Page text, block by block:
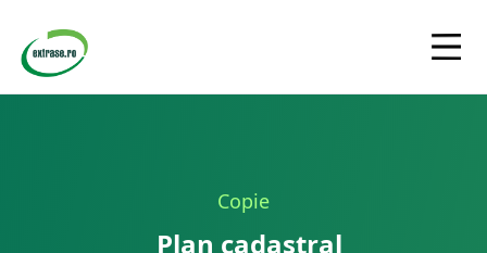
Copie
Plan cadastral